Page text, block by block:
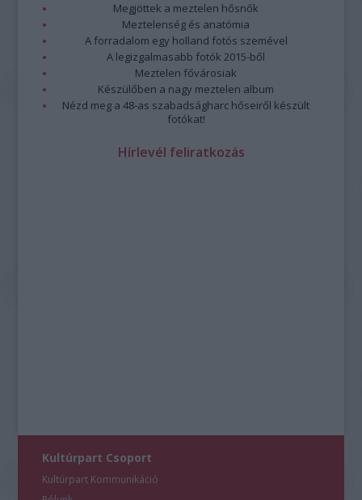
Megjöttek a meztelen hősnők
Meztelenség és anatómia
A forradalom egy holland fotós szemével
A legizgalmasabb fotók 2015-ből
Meztelen fővárosiak
Készülőben a nagy meztelen album
Nézd meg a 48-as szabadságharc hőseiről készült
fotókat!
Hírlevél feliratkozás
Kultúrpart Csoport
Kultúrpart Kommunikáció